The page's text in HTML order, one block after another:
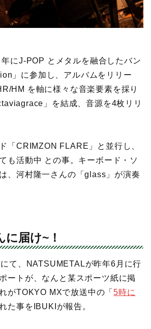
にJ-POP とメタルを融合したバン
」に参加し、アルバムをリリー
HM を軸に様々な音楽要素を採り
」を結成、音源を4枚リリ
「CRIMZON FLARE」と並行し、
も活動中 との事。キーボード・ソ
、河村隆一さんの「glass」が演奏
届け~！
て、NATSUMETALが昨年6月に行
ートが、なんと某スポーツ紙に掲
がTOKYO MXで放送中の「5時に
た事をIBUKIが報告。